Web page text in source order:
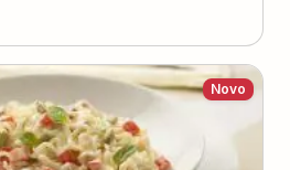
Novo